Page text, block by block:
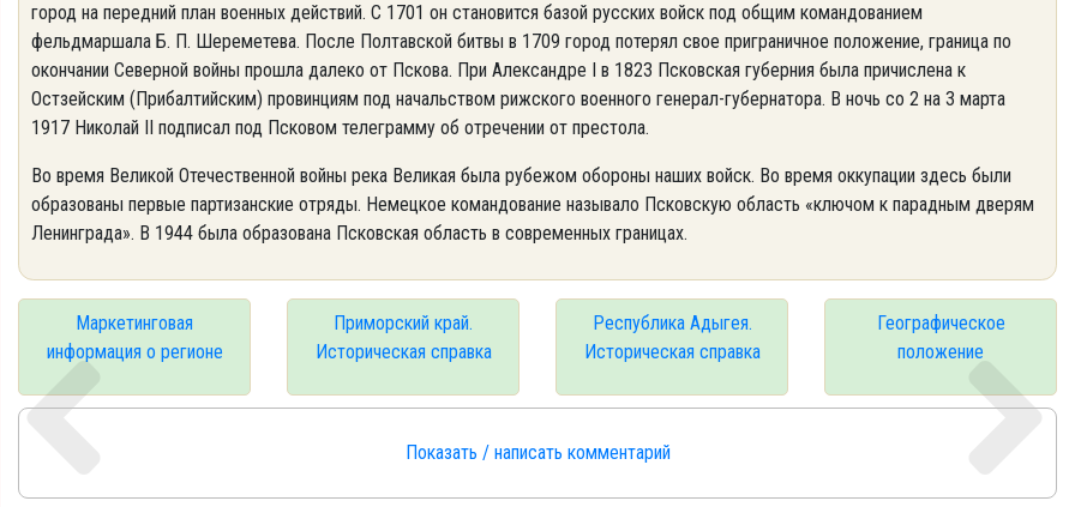
город на передний план военных действий. С 1701 он становится базой русских войск под общим командованием
фельдмаршала Б. П. Шереметева. После Полтавской битвы в 1709 город потерял свое приграничное положение, граница по
окончании Северной войны прошла далеко от Пскова. При Александре I в 1823 Псковская губерния была причислена к
Остзейским (Прибалтийским) провинциям под начальством рижского военного генерал-губернатора. В ночь со 2 на 3 марта
1917 Николай II подписал под Псковом телеграмму об отречении от престола.
Во время Великой Отечественной войны река Великая была рубежом обороны наших войск. Во время оккупации здесь были
образованы первые партизанские отряды. Немецкое командование называло Псковскую область «ключом к парадным дверям
Ленинграда». В 1944 была образована Псковская область в современных границах.
Маркетинговая
информация о регионе
Приморский край.
Историческая справка
Республика Адыгея.
Историческая справка
Географическое
положение
Показать / написать комментарий